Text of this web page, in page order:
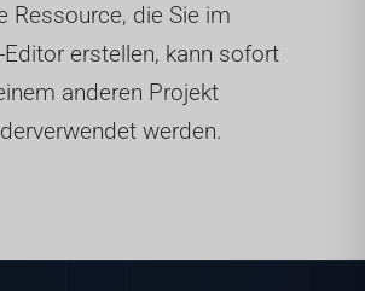
Ressource, die Sie im
Editor erstellen, kann sofort
anderen Projekt
werden.